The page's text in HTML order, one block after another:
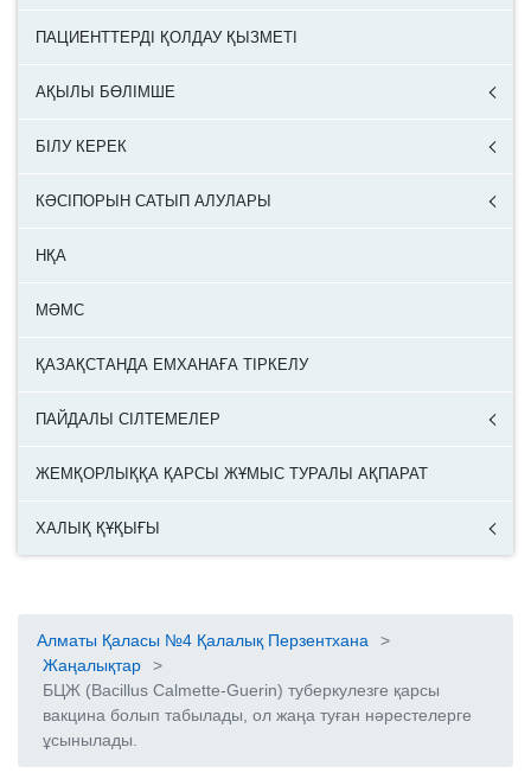
ПАЦИЕНТТЕРДІ ҚОЛДАУ ҚЫЗМЕТІ
АҚЫЛЫ БӨЛІМШЕ
БІЛУ КЕРЕК
КӘСІПОРЫН САТЫП АЛУЛАРЫ
НҚА
МӘМС
ҚАЗАҚСТАНДА ЕМХАНАҒА ТІРКЕЛУ
ПАЙДАЛЫ СІЛТЕМЕЛЕР
ЖЕМҚОРЛЫҚҚА ҚАРСЫ ЖҰМЫС ТУРАЛЫ АҚПАРАТ
ХАЛЫҚ ҚҰҚЫҒЫ
Алматы Қаласы №4 Қалалық Перзентхана
>
Жаңалықтар
>
БЦЖ (Bacillus Calmette-Guerin) туберкулезге қарсы
вакцина болып табылады, ол жаңа туған нәрестелерге
ұсынылады.